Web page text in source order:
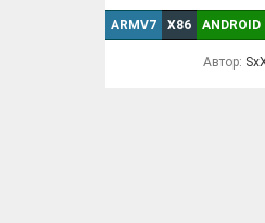
ARMV7 X86
Автор: